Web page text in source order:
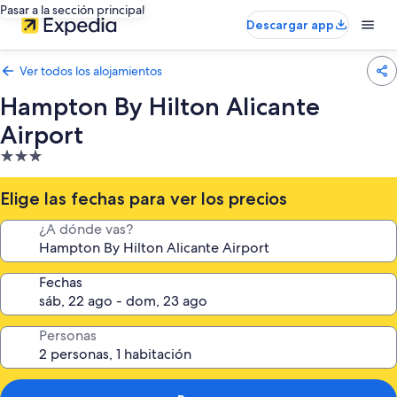
Pasar a la sección principal
Descargar app
Ver todos los alojamientos
Hampton By Hilton Alicante
Airport
Alojamiento
de
3.0 estrellas
Elige las fechas para ver los precios
¿A dónde vas?
Fechas
Personas